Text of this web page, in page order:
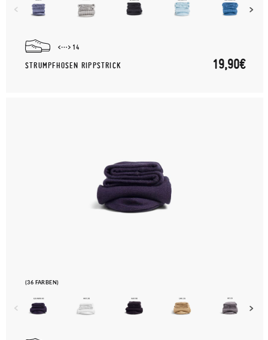
14
STRUMPFHOSEN RIPPSTRICK 19,90€
(36 FARBEN)